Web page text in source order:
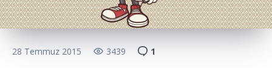
28 Temmuz 2015 3439 1